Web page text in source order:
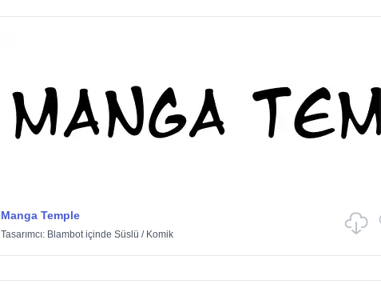
Manga Temple
Tasarımcı: Blambotiçinde Süslü / Komik